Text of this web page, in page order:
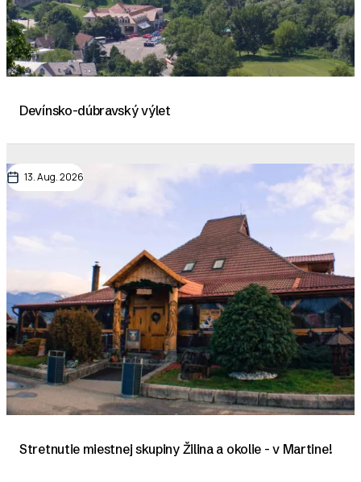
Devínsko-dúbravský výlet
13. Aug. 2026
Stretnutie miestnej skupiny Žilina a okolie - v Martine!